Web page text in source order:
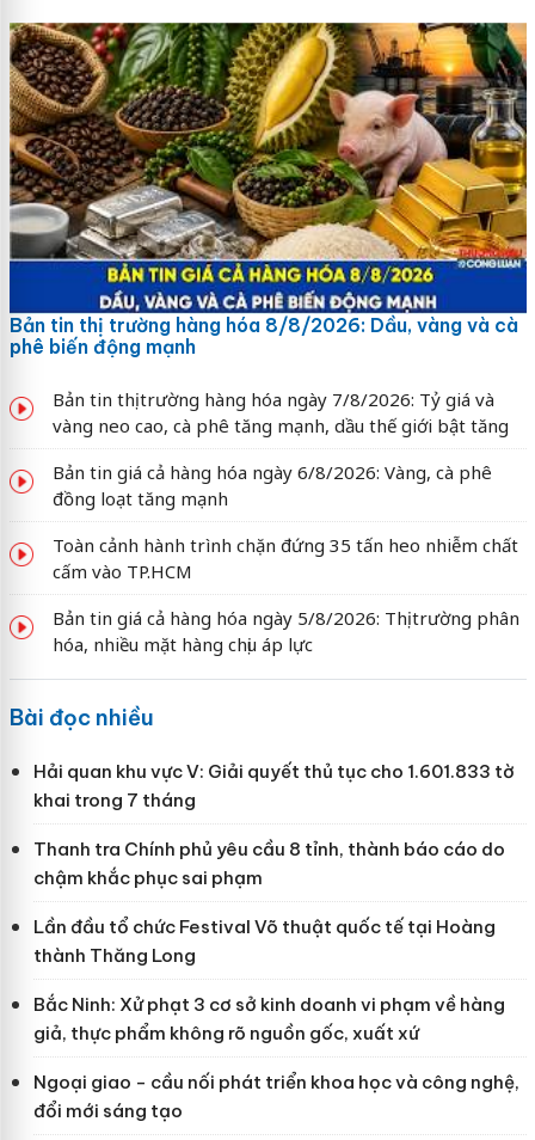
Bản tin thị trường hàng hóa 8/8/2026: Dầu, vàng và cà
phê biến động mạnh
Bản tin thị trường hàng hóa ngày 7/8/2026: Tỷ giá và
vàng neo cao, cà phê tăng mạnh, dầu thế giới bật tăng
Bản tin giá cả hàng hóa ngày 6/8/2026: Vàng, cà phê
đồng loạt tăng mạnh
Toàn cảnh hành trình chặn đứng 35 tấn heo nhiễm chất
cấm vào TP.HCM
Bản tin giá cả hàng hóa ngày 5/8/2026: Thị trường phân
hóa, nhiều mặt hàng chịu áp lực
Bài đọc nhiều
Hải quan khu vực V: Giải quyết thủ tục cho 1.601.833 tờ
khai trong 7 tháng
Thanh tra Chính phủ yêu cầu 8 tỉnh, thành báo cáo do
chậm khắc phục sai phạm
Lần đầu tổ chức Festival Võ thuật quốc tế tại Hoàng
thành Thăng Long
Bắc Ninh: Xử phạt 3 cơ sở kinh doanh vi phạm về hàng
giả, thực phẩm không rõ nguồn gốc, xuất xứ
Ngoại giao - cầu nối phát triển khoa học và công nghệ,
đổi mới sáng tạo